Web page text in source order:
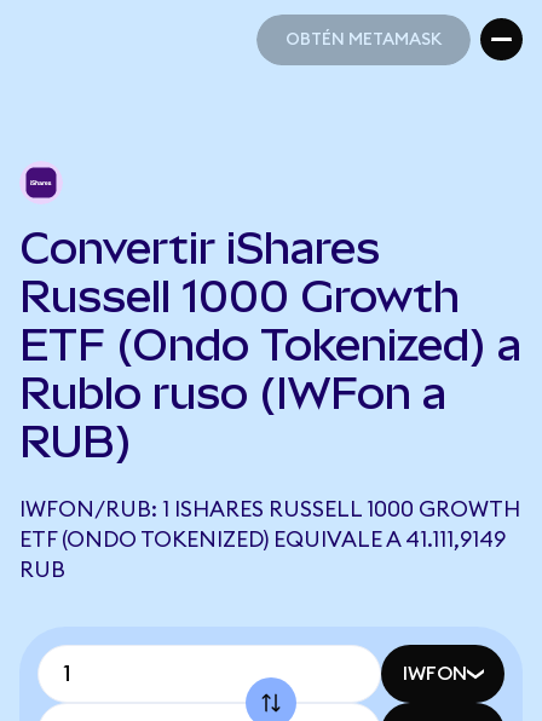
OBTÉN METAMASK
Convertir iShares
Russell 1000 Growth
ETF (Ondo Tokenized) a
Rublo ruso (IWFon a
RUB)
IWFON/RUB: 1 ISHARES RUSSELL 1000 GROWTH
ETF (ONDO TOKENIZED) EQUIVALE A 41.111,9149
RUB
IWFON